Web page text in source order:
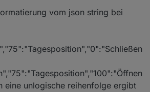
vom json string bei
eine unlogische reihenfolge ergibt